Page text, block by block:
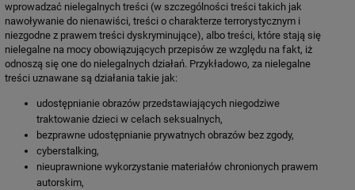
wprowadzać nielegalnych treści (w szczególności treści takich jak
nawoływanie do nienawiści, treści o charakterze terrorystycznym i
niezgodne z prawem treści dyskryminujące), albo treści, które stają się
nielegalne na mocy obowiązujących przepisów ze względu na fakt, iż
odnoszą się one do nielegalnych działań. Przykładowo, za nielegalne
treści uznawane są działania takie jak:
udostępnianie obrazów przedstawiających niegodziwe
traktowanie dzieci w celach seksualnych,
bezprawne udostępnianie prywatnych obrazów bez zgody,
cyberstalking,
nieuprawnione wykorzystanie materiałów chronionych prawem
autorskim,